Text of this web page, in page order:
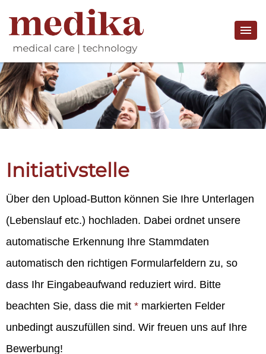
Initiativstelle
Über den Upload-Button können Sie Ihre Unterlagen
(Lebenslauf etc.) hochladen. Dabei ordnet unsere
automatische Erkennung Ihre Stammdaten
automatisch den richtigen Formularfeldern zu, so
dass Ihr Eingabeaufwand reduziert wird. Bitte
beachten Sie, dass die mit * markierten Felder
unbedingt auszufüllen sind. Wir freuen uns auf Ihre
Bewerbung!